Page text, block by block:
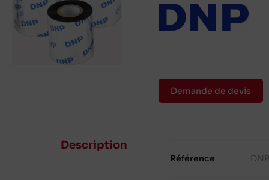
Demande de devis
Description
Référence